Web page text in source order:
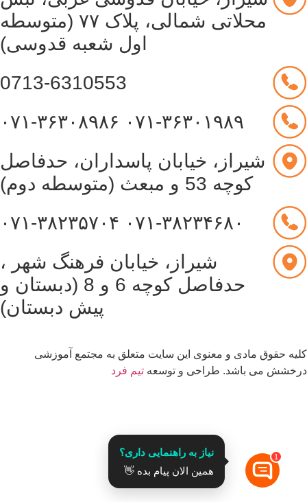
محلاتی شمالی، پلاک ۷۷ (متوسطه
اول شعبه قدوسی)
0713-6310553
۰۷۱-۳۶۳۰۱۹۸۹
۰۷۱-۳۶۳۰۸۹۸۶
شیراز، خیابان پاسداران، حدفاصل
کوچه 53 و مبعث (متوسطه دوم)
۰۷۱-۳۸۲۳۴۶۸۰
۰۷۱-۳۸۲۳۵۷۰۴
شیراز، خیابان فرهنگ شهر ،
حدفاصل کوچه 6 و 8 (دبستان و
پیش دبستان)
حقوق مادی و معنوی این سایت متعلق به مجتمع آموزشی
می باشد. طراحی و توسعهتیم فرد
نیاز به راهنمایی داری؟
همین الان پیام بده 👋